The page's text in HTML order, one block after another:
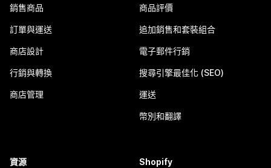
銷售商品
訂單與運送
商店設計
行銷與轉換
商店管理
商品評價
追加銷售和套裝組合
電子郵件行銷
搜尋引擎最佳化 (SEO)
運送
幣別和翻譯
資源 Shopify